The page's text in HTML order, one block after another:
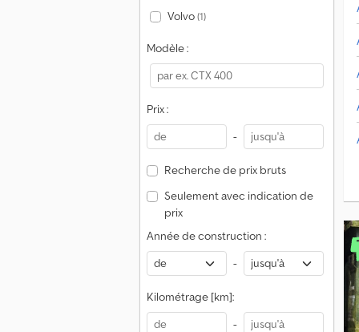
Volvo(1)
Modèle :
Prix :
-
Recherche de prix bruts
Seulement avec indication de
prix
Année de construction :
-
Kilométrage [km]:
-